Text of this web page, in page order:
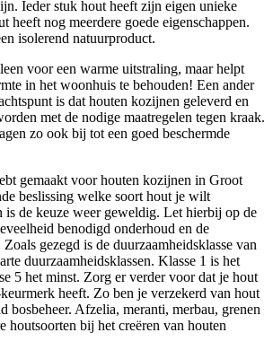
Ieder stuk hout heeft zijn eigen unieke
heeft nog meerdere goede eigenschappen.
isolerend natuurproduct.
voor een warme uitstraling, maar helpt
in het woonhuis te behouden! Een ander
is dat houten kozijnen geleverd en
met de nodige maatregelen tegen kraak.
zo ook bij tot een goed beschermde
gemaakt voor houten kozijnen in Groot
beslissing welke soort hout je wilt
is de keuze weer geweldig. Let hierbij op de
benodigd onderhoud en de
gezegd is de duurzaamheidsklasse van
duurzaamheidsklassen. Klasse 1 is het
5 het minst. Zorg er verder voor dat je hout
heeft. Zo ben je verzekerd van hout
bosbeheer. Afzelia, meranti, merbau, grenen
houtsoorten bij het creëren van houten